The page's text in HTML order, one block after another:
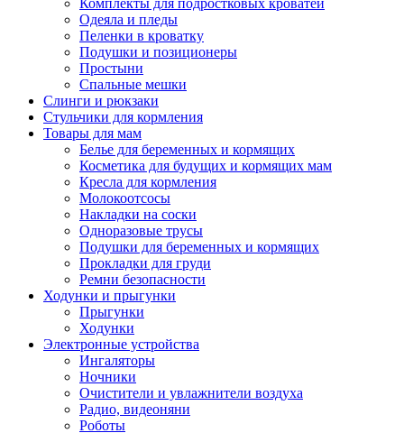
Комплекты для подростковых кроватей
Одеяла и пледы
Пеленки в кроватку
Подушки и позиционеры
Простыни
Спальные мешки
Слинги и рюкзаки
Стульчики для кормления
Товары для мам
Белье для беременных и кормящих
Косметика для будущих и кормящих мам
Кресла для кормления
Молокоотсосы
Накладки на соски
Одноразовые трусы
Подушки для беременных и кормящих
Прокладки для груди
Ремни безопасности
Ходунки и прыгунки
Прыгунки
Ходунки
Электронные устройства
Ингаляторы
Ночники
Очистители и увлажнители воздуха
Радио, видеоняни
Роботы